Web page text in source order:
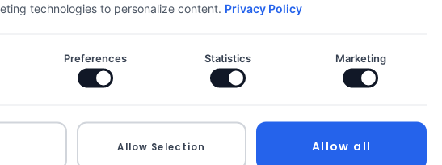
technologies to personalize content. Privacy Policy
Preferences Statistics Marketing
Allow Selection Allow all